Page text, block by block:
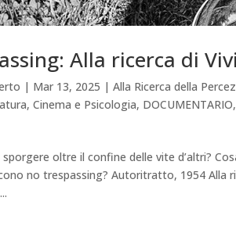
Alla ricerca di
| Mar 13, 2025 |Alla Ricerca della
,Cinema e Psicologia, DOCUMENTARIO,
oltre il confine delle vite d’altri?
no trespassing? Autoritratto, 1954 Alla